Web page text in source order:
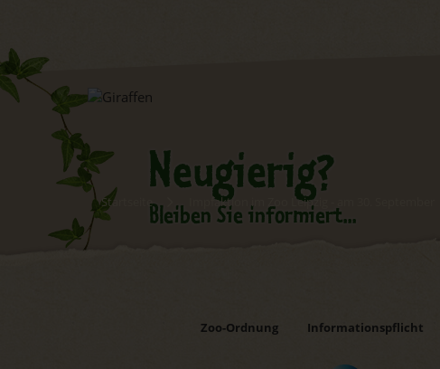
Neugierig?
Bleiben Sie informiert...
Startseite Impfaktion im Zoo Leipzig - am 30. September
Zoo-Ordnung Informationspflicht